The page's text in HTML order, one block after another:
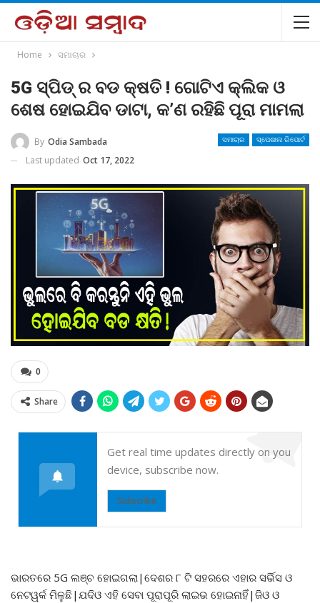
Home ସମାଚାର
5G ସ୍ପିଡ୍ ର ବଡ କ୍ଷତି ! ଗୋଟିଏ କ୍ଲିକ ଓ
ଶେଷ ହୋଇଯିବ ଡାଟା, କ’ଣ ରହିଛି ପୂରା ମାମଲା
ସମାଚାର ସ୍ପେଶାଲ ରିପୋର୍ଟ
By Odia Sambada
Last updated Oct 17, 2022
0
Share
Get real time updates directly on you
device, subscribe now.
Subscribe
ଭାରତରେ 5G ଲଞ୍ଚ ହୋଇଗଲା|ଦେଶର ୮ ଟି ସହରରେ ଏହାର ସର୍ଭିସ ଓ
ନେଟୱର୍କ ମିଳୁଛି|ଯଦିଓ ଏହି ସେବା ପୂରାପୂରି ଲାଇଭ ହୋଇନାହିଁ|ଜିଓ ଓ